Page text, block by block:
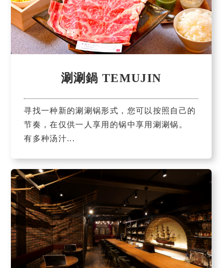
涮涮鍋 TEMUJIN
寻找一种新的涮涮锅形式，您可以按照自己的
节奏，在仅供一人享用的锅中享用涮涮锅。
有多种汤汁...